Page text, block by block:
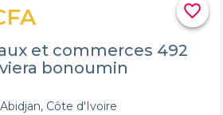
favorite_border
et commerces 492
bonoumin
Côte d'Ivoire